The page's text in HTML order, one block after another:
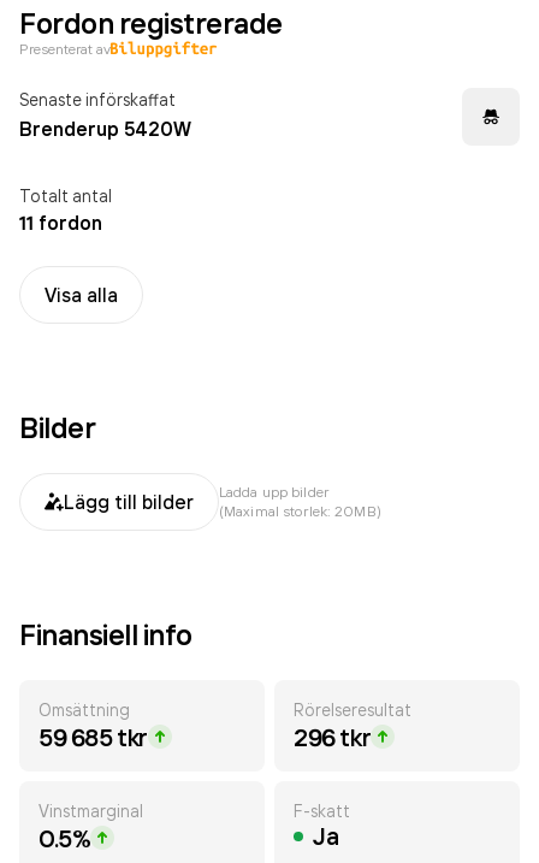
Fordon registrerade
Presenterat av
Senaste införskaffat
Brenderup 5420W
Totalt antal
11 fordon
Visa alla
Bilder
Lägg till bilder
Ladda upp bilder
(Maximal storlek: 20MB)
Finansiell info
Omsättning
59 685 tkr
Rörelseresultat
296 tkr
Vinstmarginal
0.5%
F-skatt
Ja